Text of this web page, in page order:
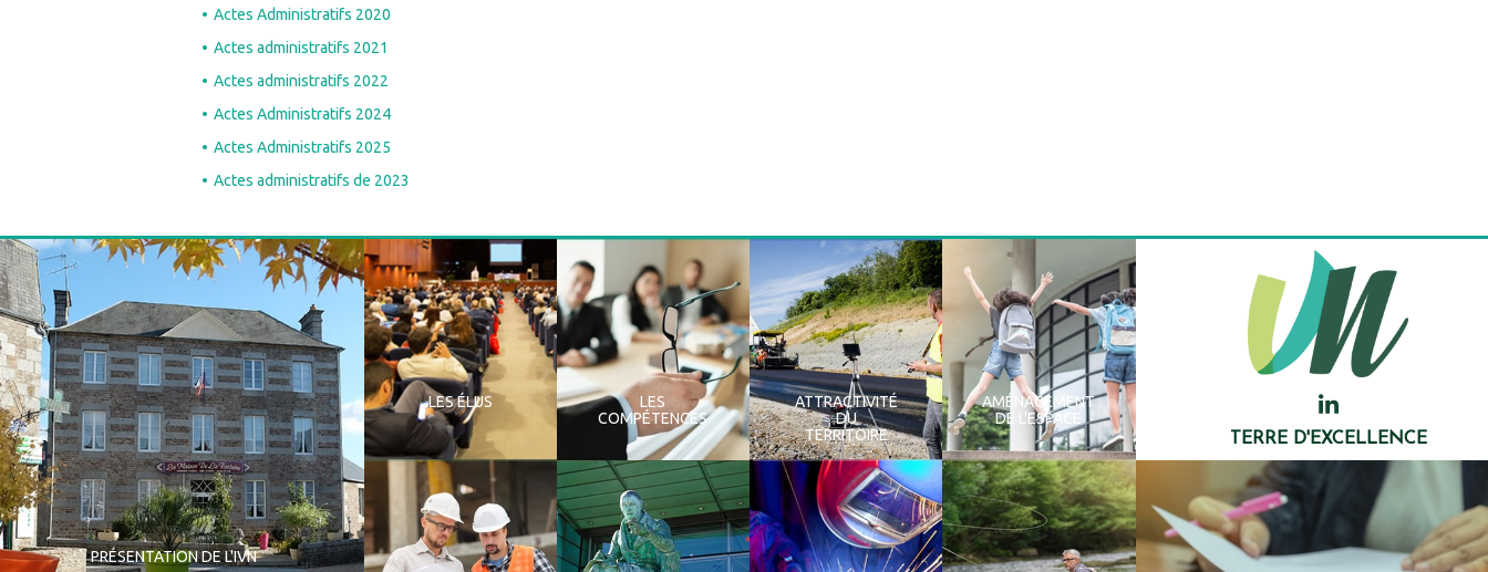
Actes Administratifs 2020
Actes administratifs 2021
Actes administratifs 2022
Actes Administratifs 2024
Actes Administratifs 2025
Actes administratifs de 2023
PRÉSENTATION DE L'IVN
LES ÉLUS
LES
COMPÉTENCES
ATTRACTIVITÉ
DU
TERRITOIRE
AMÉNAGEMENT
DE L'ESPACE
TERRE D'EXCELLENCE